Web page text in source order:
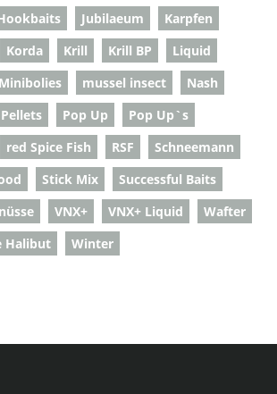
Jubilaeum
Karpfen
Korda Krill Krill BP
Liquid
Minibolies mussel insect
Nash
Pellets Pop Up
Pop Up`s
red Spice Fish RSF
Schneemann
Stick Mix
Successful Baits
VNX+ VNX+ Liquid
Wafter
Halibut Winter